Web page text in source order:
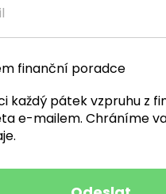
finanční poradce
každý pátek vzpruhu z
e-mailem. Chráníme